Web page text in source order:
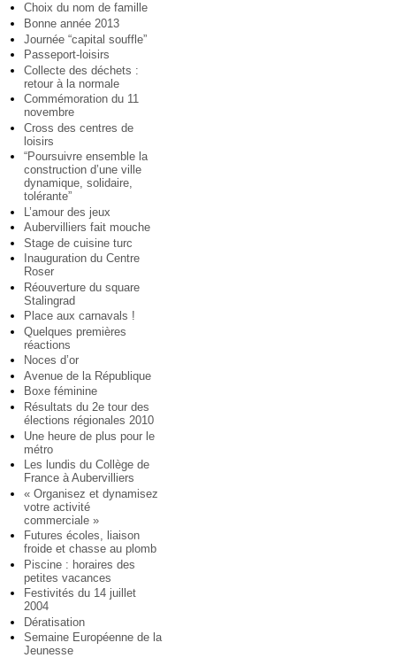
Choix du nom de famille
Bonne année 2013
Journée “capital souffle”
Passeport-loisirs
Collecte des déchets :
retour à la normale
Commémoration du 11
novembre
Cross des centres de
loisirs
“Poursuivre ensemble la
construction d’une ville
dynamique, solidaire,
tolérante”
L’amour des jeux
Aubervilliers fait mouche
Stage de cuisine turc
Inauguration du Centre
Roser
Réouverture du square
Stalingrad
Place aux carnavals !
Quelques premières
réactions
Noces d’or
Avenue de la République
Boxe féminine
Résultats du 2e tour des
élections régionales 2010
Une heure de plus pour le
métro
Les lundis du Collège de
France à Aubervilliers
« Organisez et dynamisez
votre activité
commerciale »
Futures écoles, liaison
froide et chasse au plomb
Piscine : horaires des
petites vacances
Festivités du 14 juillet
2004
Dératisation
Semaine Européenne de la
Jeunesse